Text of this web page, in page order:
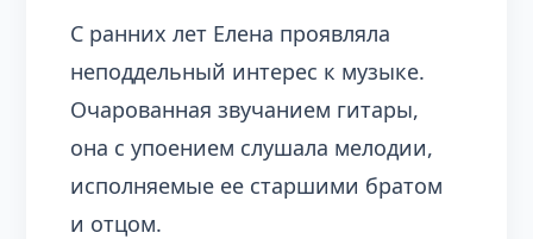
С ранних лет Елена проявляла
неподдельный интерес к музыке.
Очарованная звучанием гитары,
она с упоением слушала мелодии,
исполняемые ее старшими братом
и отцом.